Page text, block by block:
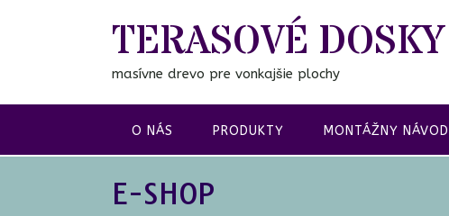
TERASOVÉ DOSKY
masívne drevo pre vonkajšie plochy
O NÁS PRODUKTY MONTÁŽNY NÁVOD
E-SHOP